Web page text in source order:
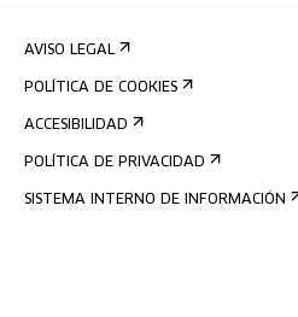
AVISO LEGAL
POLÍTICA DE COOKIES
ACCESIBILIDAD
POLÍTICA DE PRIVACIDAD
SISTEMA INTERNO DE INFORMACIÓN